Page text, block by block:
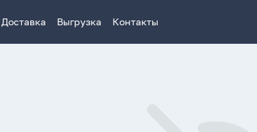
Доставка Выгрузка Контакты